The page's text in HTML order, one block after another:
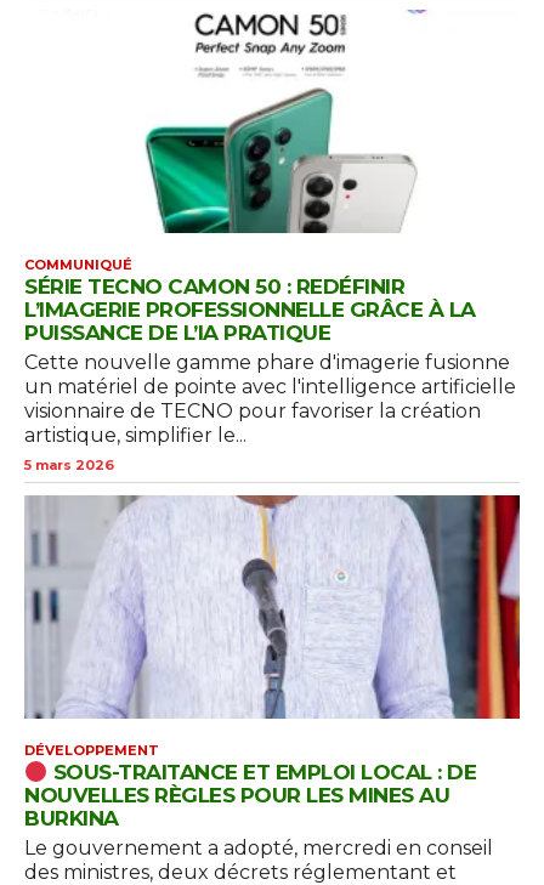
COMMUNIQUÉ
SÉRIE TECNO CAMON 50 : REDÉFINIR
L’IMAGERIE PROFESSIONNELLE GRÂCE À LA
PUISSANCE DE L’IA PRATIQUE
Cette nouvelle gamme phare d'imagerie fusionne
un matériel de pointe avec l'intelligence artificielle
visionnaire de TECNO pour favoriser la création
artistique, simplifier le...
5 mars 2026
DÉVELOPPEMENT
SOUS-TRAITANCE ET EMPLOI LOCAL : DE
NOUVELLES RÈGLES POUR LES MINES AU
BURKINA
Le gouvernement a adopté, mercredi en conseil
des ministres, deux décrets réglementant et